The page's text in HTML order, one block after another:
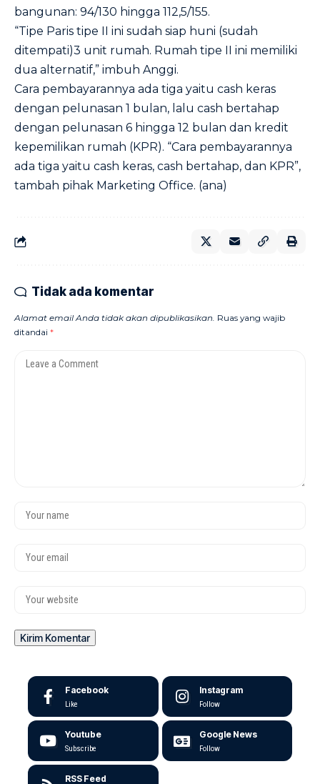
bangunan: 94/130 hingga 112,5/155.
“Tipe Paris tipe II ini sudah siap huni (sudah
ditempati)3 unit rumah. Rumah tipe II ini memiliki
dua alternatif,” imbuh Anggi.
Cara pembayarannya ada tiga yaitu cash keras
dengan pelunasan 1 bulan, lalu cash bertahap
dengan pelunasan 6 hingga 12 bulan dan kredit
kepemilikan rumah (KPR). “Cara pembayarannya
ada tiga yaitu cash keras, cash bertahap, dan KPR”,
tambah pihak Marketing Office. (ana)
Tidak ada komentar
Alamat email Anda tidak akan dipublikasikan. Ruas yang wajib
ditandai *
Facebook
Like
Instagram
Follow
Youtube
Subscribe
Google News
Follow
RSS Feed